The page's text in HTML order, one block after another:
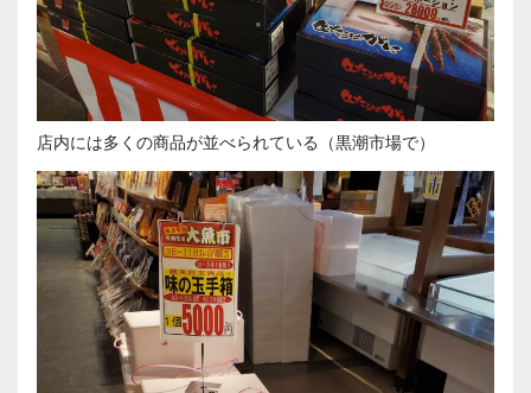
店内には多くの商品が並べられている（黒潮市場で）